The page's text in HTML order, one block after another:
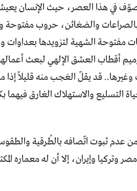
في هذا العصر، حيث الإنسان
بالصراعات والضغائن، حروب مفتوحة
مفتوحة الشهية لتزويدها بعداوات
أقطاب العشق الإلهي لبعث
قد يقلّ العَجب منه قليلاً إذا ما
والاستهلاك الغارق فيهما
عدم ثبوت اتّصافه بالطُرقية
وتركيا وإيران، إلا أن له معماره